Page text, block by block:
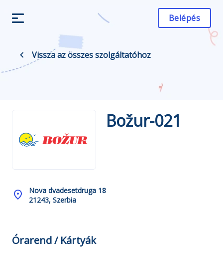
Belépés
Vissza az összes szolgáltatóhoz
Božur-021
Nova dvadesetdruga 18
21243, Szerbia
Órarend / Kártyák